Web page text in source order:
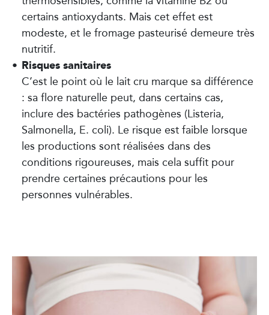
certains antioxydants. Mais cet effet est
modeste, et le fromage pasteurisé demeure très
nutritif.
Risques sanitaires
C’est le point où le lait cru marque sa différence
: sa flore naturelle peut, dans certains cas,
inclure des bactéries pathogènes (Listeria,
Salmonella, E. coli). Le risque est faible lorsque
les productions sont réalisées dans des
conditions rigoureuses, mais cela suffit pour
prendre certaines précautions pour les
personnes vulnérables.